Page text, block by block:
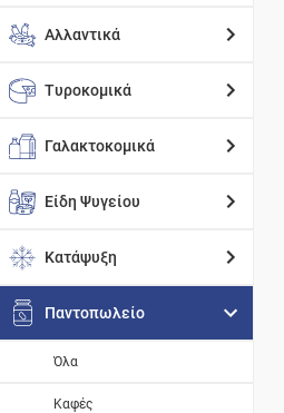
Αλλαντικά
Τυροκομικά
Γαλακτοκομικά
Είδη Ψυγείου
Κατάψυξη
Παντοπωλείο
Όλα
Καφές